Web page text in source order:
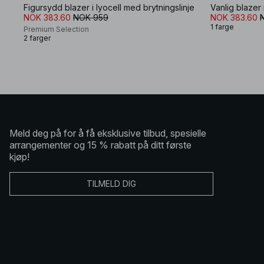
Figursydd blazer i lyocell med brytningslinje
NOK 383.60 NOK 959
Premium Selection
2 farger
Vanlig
NOK 383.60
1 farge
Meld deg på for å få eksklusive tilbud, spesielle
arrangementer og 15 % rabatt på ditt første
kjøp!
TILMELD DIG